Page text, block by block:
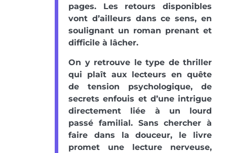
pages. Les retours disponibles
vont d’ailleurs dans ce sens, en
soulignant un roman prenant et
difficile à lâcher.
On y retrouve le type de thriller
qui plaît aux lecteurs en quête
de tension psychologique, de
secrets enfouis et d’une intrigue
directement liée à un lourd
passé familial. Sans chercher à
faire dans la douceur, le livre
promet une lecture nerveuse,